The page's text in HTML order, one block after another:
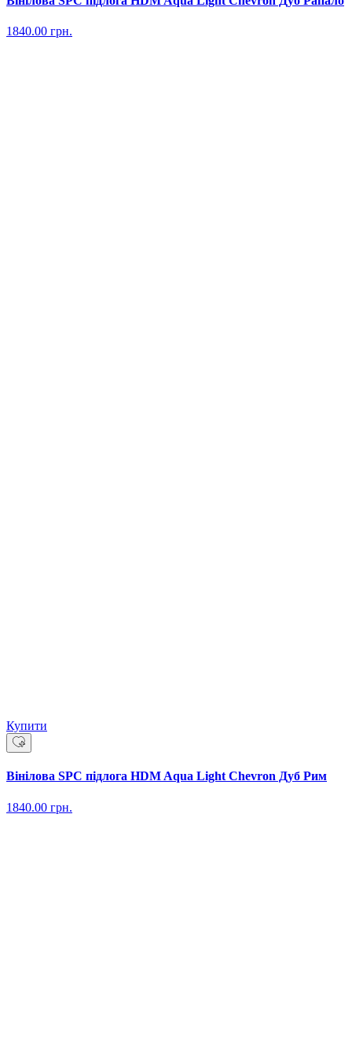
1840.00 грн.
Купити
Вінілова SPC підлога HDM Aqua Light Chevron Дуб Рим
1840.00 грн.